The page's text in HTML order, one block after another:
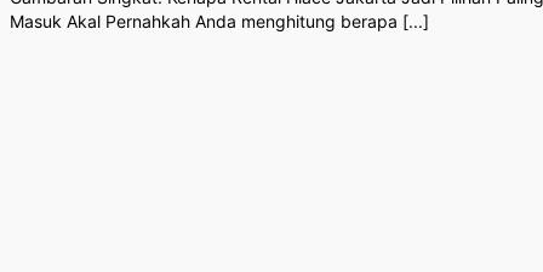
Masuk Akal Pernahkah Anda menghitung berapa [...]